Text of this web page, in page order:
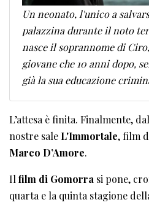
Un neonato, l'unico a
palazzina durante il noto
nasce il soprannome di
giovane che 10 anni dopo,
già la sua educazione
L’attesa è finita. Finalmente,
nostre sale L'Immortale, film
Marco D’Amore.
Il film di Gomorra si pone,
quarta e la quinta stagione